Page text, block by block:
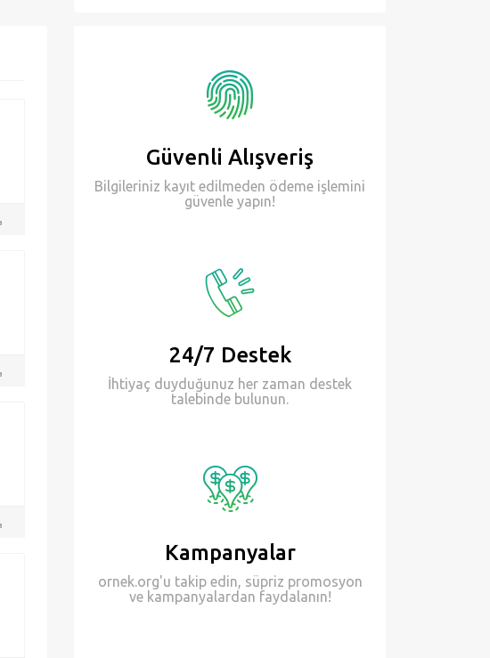
Güvenli Alışveriş
Bilgileriniz kayıt edilmeden ödeme işlemini
güvenle yapın!
24/7 Destek
İhtiyaç duyduğunuz her zaman destek
talebinde bulunun.
Kampanyalar
ornek.org'u takip edin, süpriz promosyon
ve kampanyalardan faydalanın!